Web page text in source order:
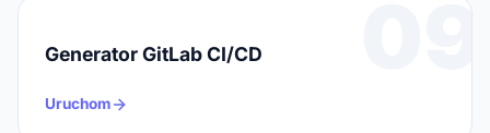
09
Generator GitLab CI/CD
Uruchom